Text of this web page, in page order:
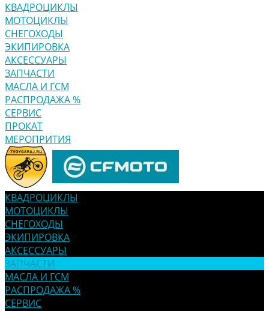
КВАДРОЦИКЛЫ
МОТОЦИКЛЫ
СНЕГОХОДЫ
ЭКИПИРОВКА
АКСЕССУАРЫ
ЗАПЧАСТИ
МАСЛА И ГСМ
РАСПРОДАЖА %
СЕРВИС
ПРОКАТ
МЕРОПРИТИЯ
КВАДРОЦИКЛЫ
МОТОЦИКЛЫ
СНЕГОХОДЫ
ЭКИПИРОВКА
АКСЕССУАРЫ
ЗАПЧАСТИ
МАСЛА И ГСМ
РАСПРОДАЖА %
СЕРВИС